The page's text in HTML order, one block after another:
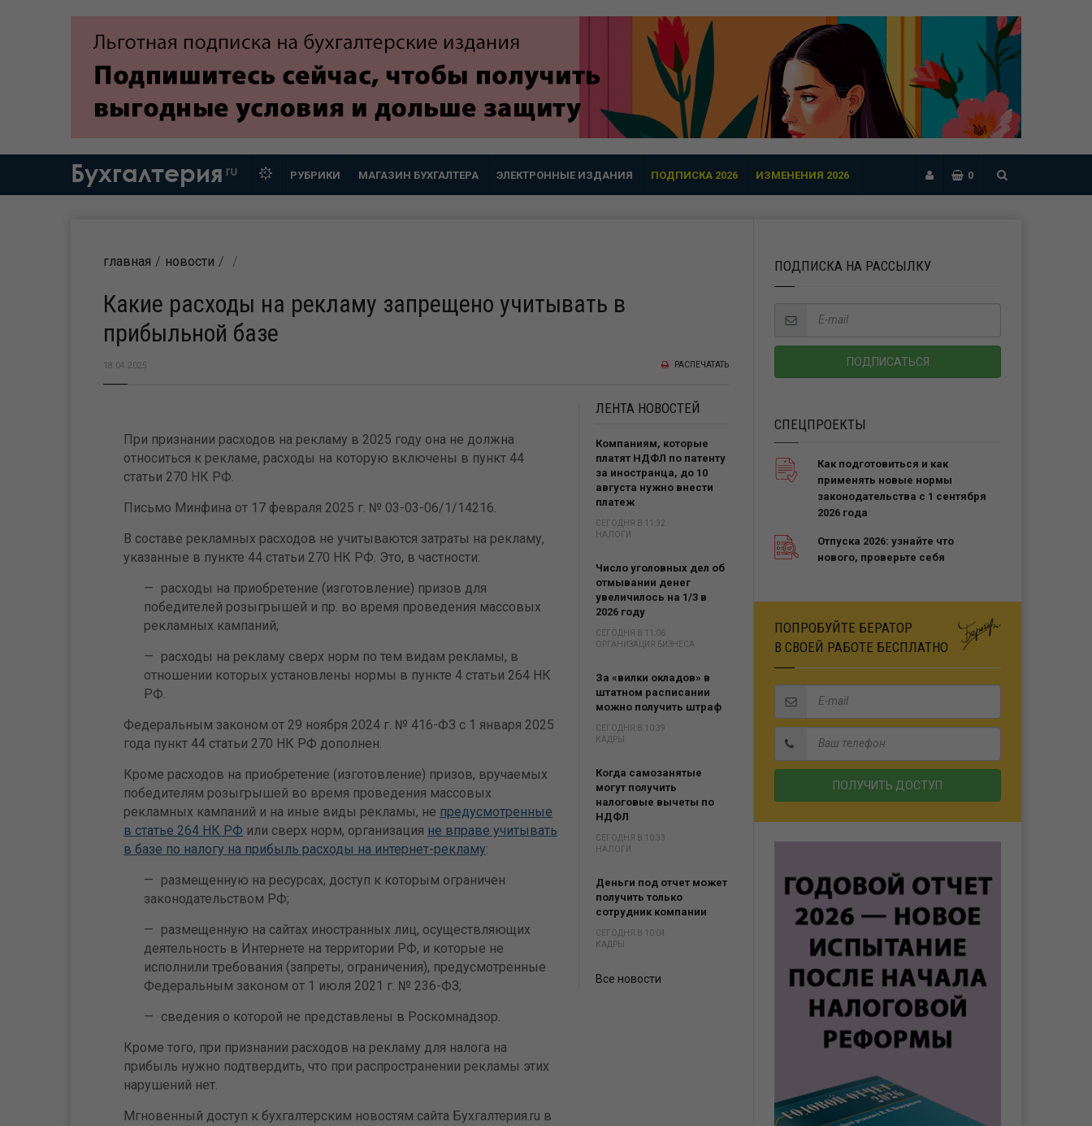
Бухгалтерия ru РУБРИКИ МАГАЗИН БУХГАЛТЕРА ЭЛЕКТРОННЫЕ ИЗДАНИЯ ПОДПИСКА 2026 ИЗМЕНЕНИЯ 2026 0
главная новости
Какие расходы на рекламу запрещено учитывать в
прибыльной базе
18.04.2025 РАСПЕЧАТАТЬ
При признании расходов на рекламу в 2025 году она не должна
относиться к рекламе, расходы на которую включены в пункт 44
статьи 270 НК РФ.
Письмо Минфина от 17 февраля 2025 г. № 03-03-06/1/14216.
В составе рекламных расходов не учитываются затраты на рекламу,
указанные в пункте 44 статьи 270 НК РФ. Это, в частности:
расходы на приобретение (изготовление) призов для
победителей розыгрышей и пр. во время проведения массовых
рекламных кампаний;
расходы на рекламу сверх норм по тем видам рекламы, в
отношении которых установлены нормы в пункте 4 статьи 264 НК
РФ.
Федеральным законом от 29 ноября 2024 г. № 416-ФЗ с 1 января 2025
года пункт 44 статьи 270 НК РФ дополнен.
Кроме расходов на приобретение (изготовление) призов, вручаемых
победителям розыгрышей во время проведения массовых
рекламных кампаний и на иные виды рекламы, не предусмотренные
в статье 264 НК РФ или сверх норм, организация не вправе учитывать
в базе по налогу на прибыль расходы на интернет-рекламу:
размещенную на ресурсах, доступ к которым ограничен
законодательством РФ;
размещенную на сайтах иностранных лиц, осуществляющих
деятельность в Интернете на территории РФ, и которые не
исполнили требования (запреты, ограничения), предусмотренные
Федеральным законом от 1 июля 2021 г. № 236-ФЗ;
сведения о которой не представлены в Роскомнадзор.
Кроме того, при признании расходов на рекламу для налога на
прибыль нужно подтвердить, что при распространении рекламы этих
нарушений нет.
Мгновенный доступ к бухгалтерским новостям сайта Бухгалтерия.ru в
ЛЕНТА НОВОСТЕЙ
Компаниям, которые
платят НДФЛ по патенту
за иностранца, до 10
августа нужно внести
платеж
СЕГОДНЯ В 11:32
НАЛОГИ
Число уголовных дел об
отмывании денег
увеличилось на 1/3 в
2026 году
СЕГОДНЯ В 11:06
ОРГАНИЗАЦИЯ БИЗНЕСА
За «вилки окладов» в
штатном расписании
можно получить штраф
СЕГОДНЯ В 10:39
КАДРЫ
Когда самозанятые
могут получить
налоговые вычеты по
НДФЛ
СЕГОДНЯ В 10:33
НАЛОГИ
Деньги под отчет может
получить только
сотрудник компании
СЕГОДНЯ В 10:04
КАДРЫ
Все новости
ПОДПИСКА НА РАССЫЛКУ
СПЕЦПРОЕКТЫ
Как подготовиться и как
применять новые нормы
законодательства с 1 сентября
2026 года
Отпуска 2026: узнайте что
нового, проверьте себя
ПОПРОБУЙТЕ БЕРАТОР
В СВОЕЙ РАБОТЕ БЕСПЛАТНО